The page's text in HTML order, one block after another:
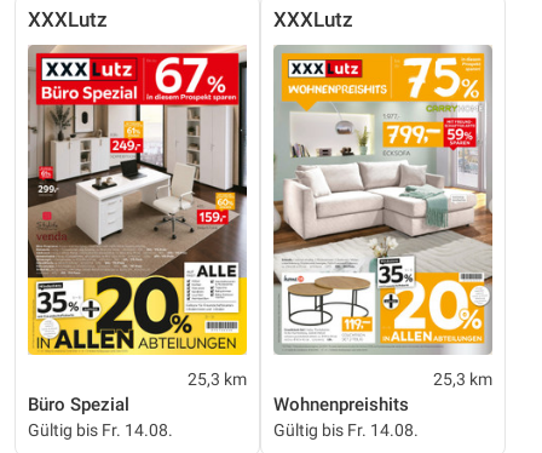
XXXLutz
25,3 km
Büro Spezial
Gültig bis Fr. 14.08.
XXXLutz
25,3 km
Wohnenpreishits
Gültig bis Fr. 14.08.